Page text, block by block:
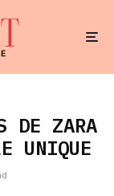
DE ZARA
UNIQUE